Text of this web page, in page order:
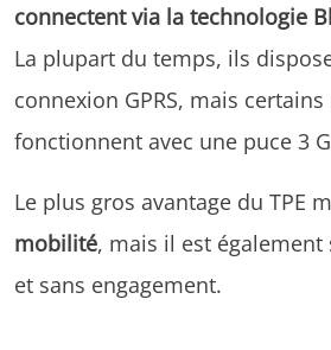
connectent via la technologie
La plupart du temps, ils
connexion GPRS, mais
fonctionnent avec une puce 3
Le plus gros avantage du TPE
mobilité, mais il est
et sans engagement.